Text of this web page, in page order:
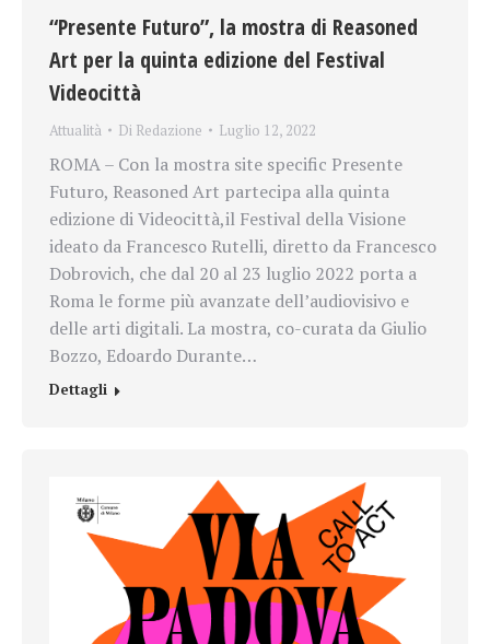
“Presente Futuro”, la mostra di Reasoned
Art per la quinta edizione del Festival
Videocittà
Attualità Di Redazione Luglio 12, 2022
ROMA – Con la mostra site specific Presente
Futuro, Reasoned Art partecipa alla quinta
edizione di Videocittà,il Festival della Visione
ideato da Francesco Rutelli, diretto da Francesco
Dobrovich, che dal 20 al 23 luglio 2022 porta a
Roma le forme più avanzate dell’audiovisivo e
delle arti digitali. La mostra, co-curata da Giulio
Bozzo, Edoardo Durante…
Dettagli